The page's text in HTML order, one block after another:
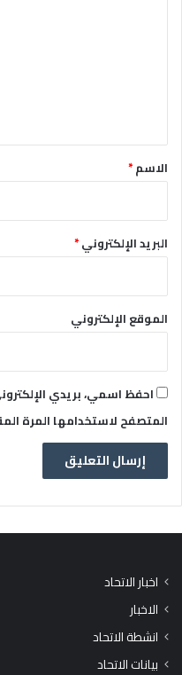
*الاسم*
البريد الإلكتروني*
الموقع الإلكتروني
احفظ اسمي، بريدي
المتصفح لاستخدامها المرة
اخبار الاتحاد
الاخبار
انشطة الاتحاد
بيانات الاتحاد